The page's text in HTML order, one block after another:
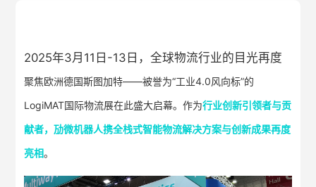
关于劢微
EN JP KR
ES
DE
2025年3月11日-13日，全球物流行业的目光再度
聚焦欧洲德国斯图加特——被誉为“工业4.0风向标”的
LogiMAT国际物流展在此盛大启幕。作为行业创新引领者与贡
献者，劢微机器人携全栈式智能物流解决方案与创新成果再度
亮相。